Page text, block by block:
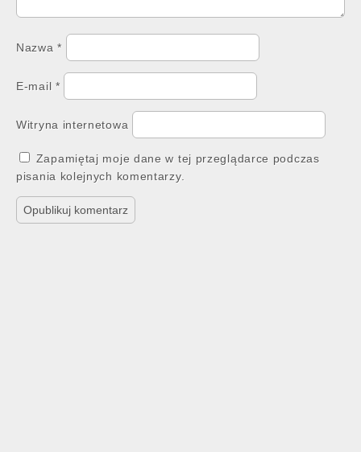
Nazwa*
E-mail *
Witryna internetowa
Zapamiętaj moje dane w tej przeglądarce podczas
pisania kolejnych komentarzy.